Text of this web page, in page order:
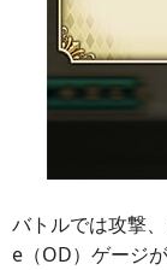
バトルでは攻撃
e（OD）ゲージ